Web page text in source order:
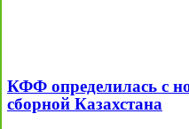
КФФ определилась с
сборной Казахстана